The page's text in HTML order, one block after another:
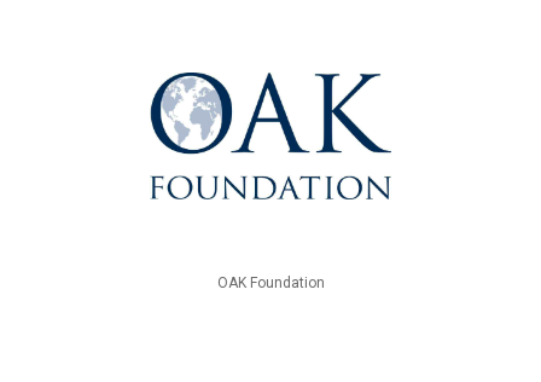
OAK Foundation